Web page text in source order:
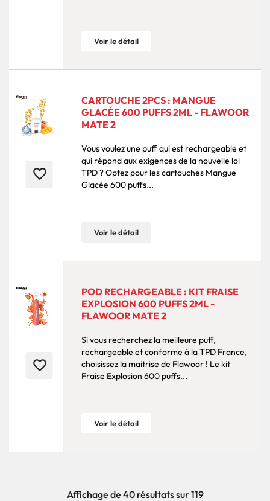
Voir le détail
favorite_border
CARTOUCHE 2PCS : MANGUE
GLACÉE 600 PUFFS 2ML - FLAWOOR
MATE 2
Vous voulez une puff qui est rechargeable et
qui répond aux exigences de la nouvelle loi
TPD ? Optez pour les cartouches Mangue
Glacée 600 puffs...
Voir le détail
favorite_border
POD RECHARGEABLE : KIT FRAISE
EXPLOSION 600 PUFFS 2ML -
FLAWOOR MATE 2
Si vous recherchez la meilleure puff,
rechargeable et conforme à la TPD France,
choisissez la maitrise de Flawoor ! Le kit
Fraise Explosion 600 puffs...
Voir le détail
Affichage de 40 résultats sur 119